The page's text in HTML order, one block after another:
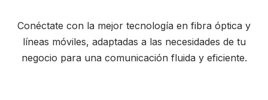
Conéctate con la mejor tecnología en fibra óptica y
líneas móviles, adaptadas a las necesidades de tu
negocio para una comunicación fluida y eficiente.